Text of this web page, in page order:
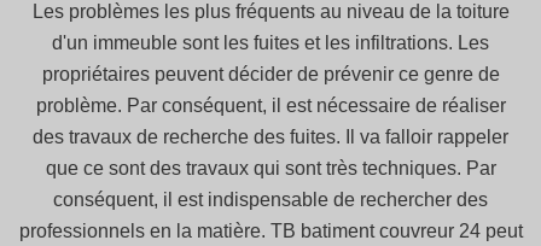
Les problèmes les plus fréquents au niveau de la toiture
d'un immeuble sont les fuites et les infiltrations. Les
propriétaires peuvent décider de prévenir ce genre de
problème. Par conséquent, il est nécessaire de réaliser
des travaux de recherche des fuites. Il va falloir rappeler
que ce sont des travaux qui sont très techniques. Par
conséquent, il est indispensable de rechercher des
professionnels en la matière. TB batiment couvreur 24 peut